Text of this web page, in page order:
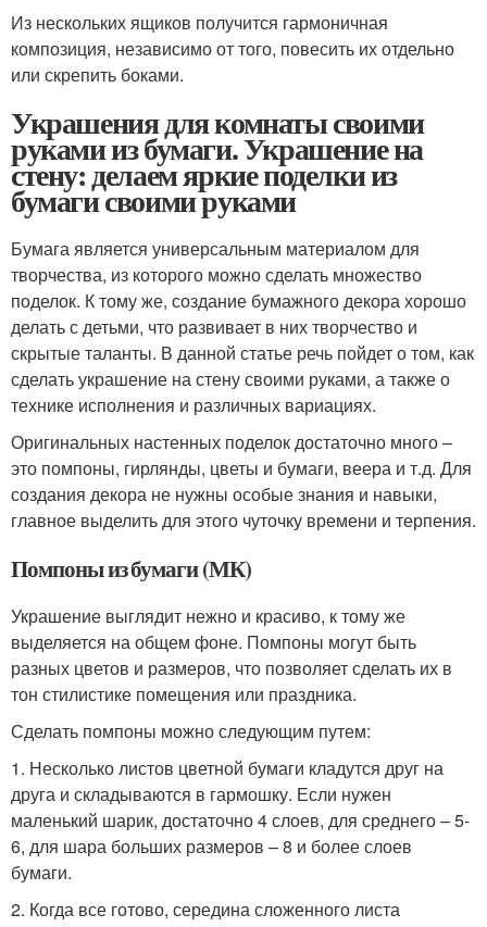
Из нескольких ящиков получится гармоничная
композиция, независимо от того, повесить их отдельно
или скрепить боками.
Украшения для комнаты своими
руками из бумаги. Украшение на
стену: делаем яркие поделки из
бумаги своими руками
Бумага является универсальным материалом для
творчества, из которого можно сделать множество
поделок. К тому же, создание бумажного декора хорошо
делать с детьми, что развивает в них творчество и
скрытые таланты. В данной статье речь пойдет о том, как
сделать украшение на стену своими руками, а также о
технике исполнения и различных вариациях.
Оригинальных настенных поделок достаточно много –
это помпоны, гирлянды, цветы и бумаги, веера и т.д. Для
создания декора не нужны особые знания и навыки,
главное выделить для этого чуточку времени и терпения.
Помпоны из бумаги (МК)
Украшение выглядит нежно и красиво, к тому же
выделяется на общем фоне. Помпоны могут быть
разных цветов и размеров, что позволяет сделать их в
тон стилистике помещения или праздника.
Сделать помпоны можно следующим путем:
1. Несколько листов цветной бумаги кладутся друг на
друга и складываются в гармошку. Если нужен
маленький шарик, достаточно 4 слоев, для среднего – 5-
6, для шара больших размеров – 8 и более слоев
бумаги.
2. Когда все готово, середина сложенного листа